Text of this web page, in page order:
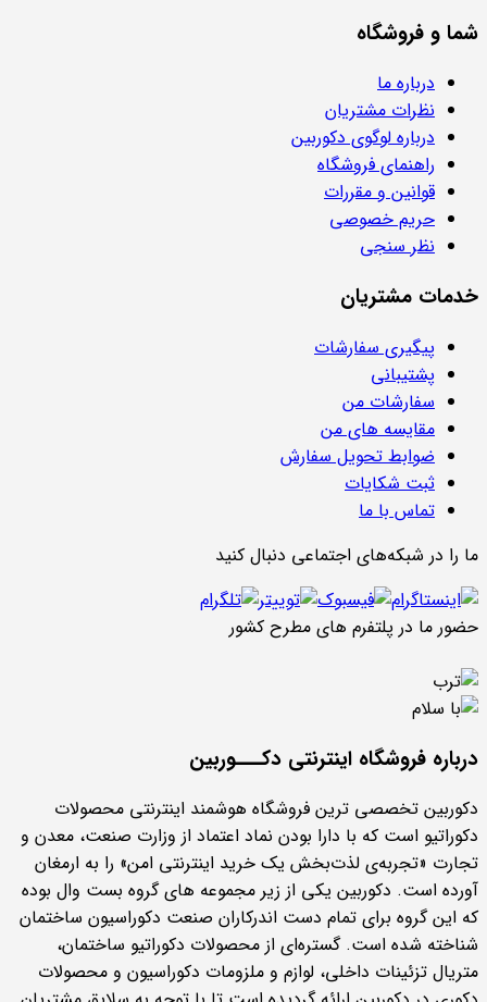
شما و فروشگاه
درباره ما
نظرات مشتریان
درباره لوگوی دکوربین
راهنمای فروشگاه
قوانین و مقررات
حریم خصوصی
نظر سنجی
خدمات مشتریان
پیگیری سفارشات
پشتیبانی
سفارشات من
مقایسه های من
ضوابط تحویل سفارش
ثبت شکایات
تماس با ما
ما را در شبکه‌های اجتماعی دنبال کنید
حضور ما در پلتفرم های مطرح کشور
درباره فروشگاه اینترنتی دکـــوربین
دکوربین تخصصی ترین فروشگاه هوشمند اینترنتی محصولات
دکوراتیو است که با دارا بودن نماد اعتماد از وزارت صنعت، معدن و
تجارت «تجربه‌ی لذت‌بخش یک خرید اینترنتی امن» را به ارمغان
آورده است. دکوربین یکی از زیر مجموعه های گروه بست وال بوده
که این گروه برای تمام دست اندرکاران صنعت دکوراسیون ساختمان
شناخته شده است. گستره‌ای از محصولات دکوراتیو ساختمان،
متریال تزئینات داخلی، لوازم و ملزومات دکوراسیون و محصولات